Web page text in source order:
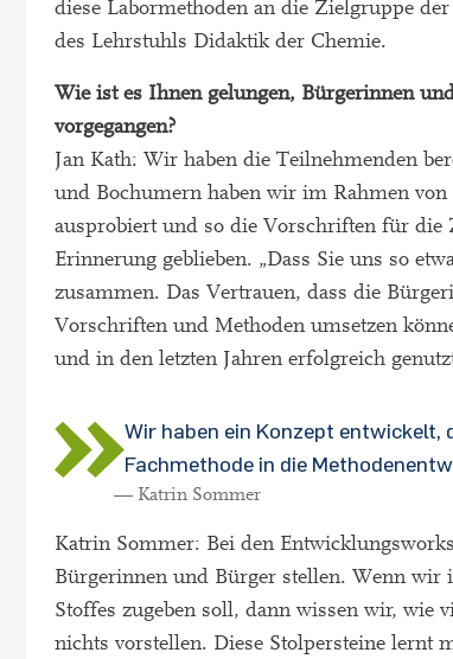
diese Labormethoden an die Zielgruppe
des Lehrstuhls Didaktik der Chemie.
Wie ist es Ihnen gelungen, Bürgerinnen
vorgegangen?
Jan Kath: Wir haben die Teilnehmenden
und Bochumern haben wir im Rahmen
ausprobiert und so die Vorschriften für die
Erinnerung geblieben. „Dass Sie uns so
zusammen. Das Vertrauen, dass die
Vorschriften und Methoden umsetzen
und in den letzten Jahren erfolgreich
Wir haben ein Konzept
Fachmethode in die
— Katrin Sommer
Katrin Sommer: Bei den
Bürgerinnen und Bürger stellen. Wenn wir
Stoffes zugeben soll, dann wissen wir, wie
nichts vorstellen. Diese Stolpersteine lernt